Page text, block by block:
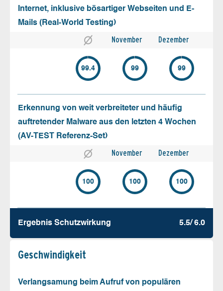
Internet, inklusive bösartiger Webseiten und E-
Mails (Real-World Testing)
November Dezember
99.4 99 99
Erkennung von weit verbreiteter und häufig
auftretender Malware aus den letzten 4 Wochen
(AV-TEST Referenz-Set)
November Dezember
100 100 100
Ergebnis Schutz­wirkung 5.5/ 6.0
Geschw­indigkeit
Verlangsamung beim Aufruf von populären